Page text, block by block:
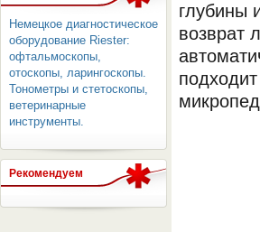
Немецкое диагностическое
оборудование Riester:
офтальмоскопы,
отоскопы, ларингоскопы.
Тонометры и стетоскопы,
ветеринарные
инструменты.
Рекомендуем
глубины
возврат